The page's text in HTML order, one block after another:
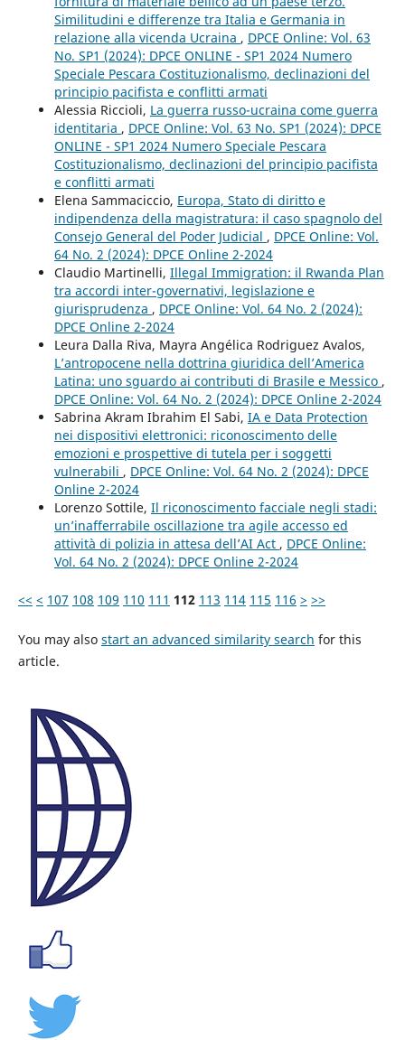
Similitudini e differenze tra Italia e Germania in
relazione alla vicenda Ucraina , DPCE Online: Vol. 63
No. SP1 (2024): DPCE ONLINE - SP1 2024 Numero
Speciale Pescara Costituzionalismo, declinazioni del
principio pacifista e conflitti armati
Alessia Riccioli, La guerra russo-ucraina come guerra
identitaria , DPCE Online: Vol. 63 No. SP1 (2024): DPCE
ONLINE - SP1 2024 Numero Speciale Pescara
Costituzionalismo, declinazioni del principio pacifista
e conflitti armati
Elena Sammaciccio, Europa, Stato di diritto e
indipendenza della magistratura: il caso spagnolo del
Consejo General del Poder Judicial , DPCE Online: Vol.
64 No. 2 (2024): DPCE Online 2-2024
Claudio Martinelli, Illegal Immigration: il Rwanda Plan
tra accordi inter-governativi, legislazione e
giurisprudenza , DPCE Online: Vol. 64 No. 2 (2024):
DPCE Online 2-2024
Leura Dalla Riva, Mayra Angélica Rodriguez Avalos,
L’antropocene nella dottrina giuridica dell’America
Latina: uno sguardo ai contributi di Brasile e Messico ,
DPCE Online: Vol. 64 No. 2 (2024): DPCE Online 2-2024
Sabrina Akram Ibrahim El Sabi, IA e Data Protection
nei dispositivi elettronici: riconoscimento delle
emozioni e prospettive di tutela per i soggetti
vulnerabili , DPCE Online: Vol. 64 No. 2 (2024): DPCE
Online 2-2024
Lorenzo Sottile, Il riconoscimento facciale negli stadi:
un’inafferrabile oscillazione tra agile accesso ed
attività di polizia in attesa dell’AI Act , DPCE Online:
Vol. 64 No. 2 (2024): DPCE Online 2-2024
<< < 107 108 109 110 111 112 113 114 115 116 > >>
You may also start an advanced similarity search for this
article.